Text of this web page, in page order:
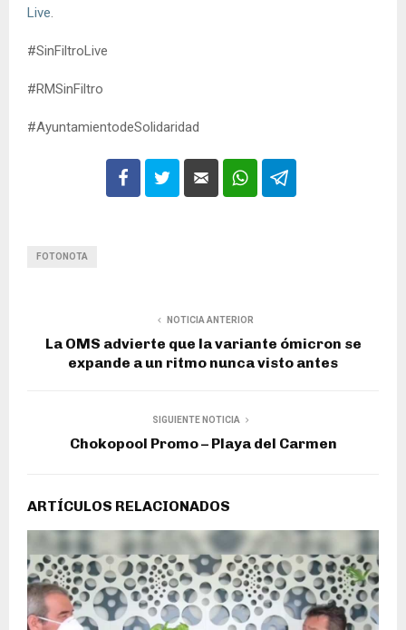
Live.
#SinFiltroLive
#RMSinFiltro
#AyuntamientodeSolidaridad
FOTONOTA
NOTICIA ANTERIOR
La OMS advierte que la variante ómicron se
expande a un ritmo nunca visto antes
SIGUIENTE NOTICIA
Chokopool Promo – Playa del Carmen
ARTÍCULOS RELACIONADOS